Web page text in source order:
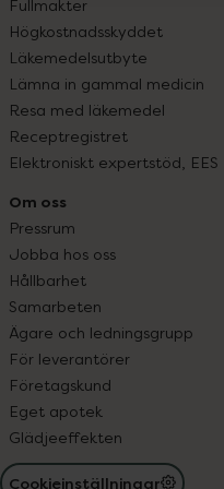
Fullmakter
Högkostnadsskyddet
Läkemedelsutbyte
Lämna in gammal medicin
Resa med läkemedel
Receptregistret
Elektroniskt expertstöd, EES
Om oss
Pressrum
Jobba hos oss
Hållbarhet
Samarbeten
Ägare och ledningsgrupp
För leverantörer
Företagskund
Eget apotek
Glädjeeffekten
Cookieinställningar